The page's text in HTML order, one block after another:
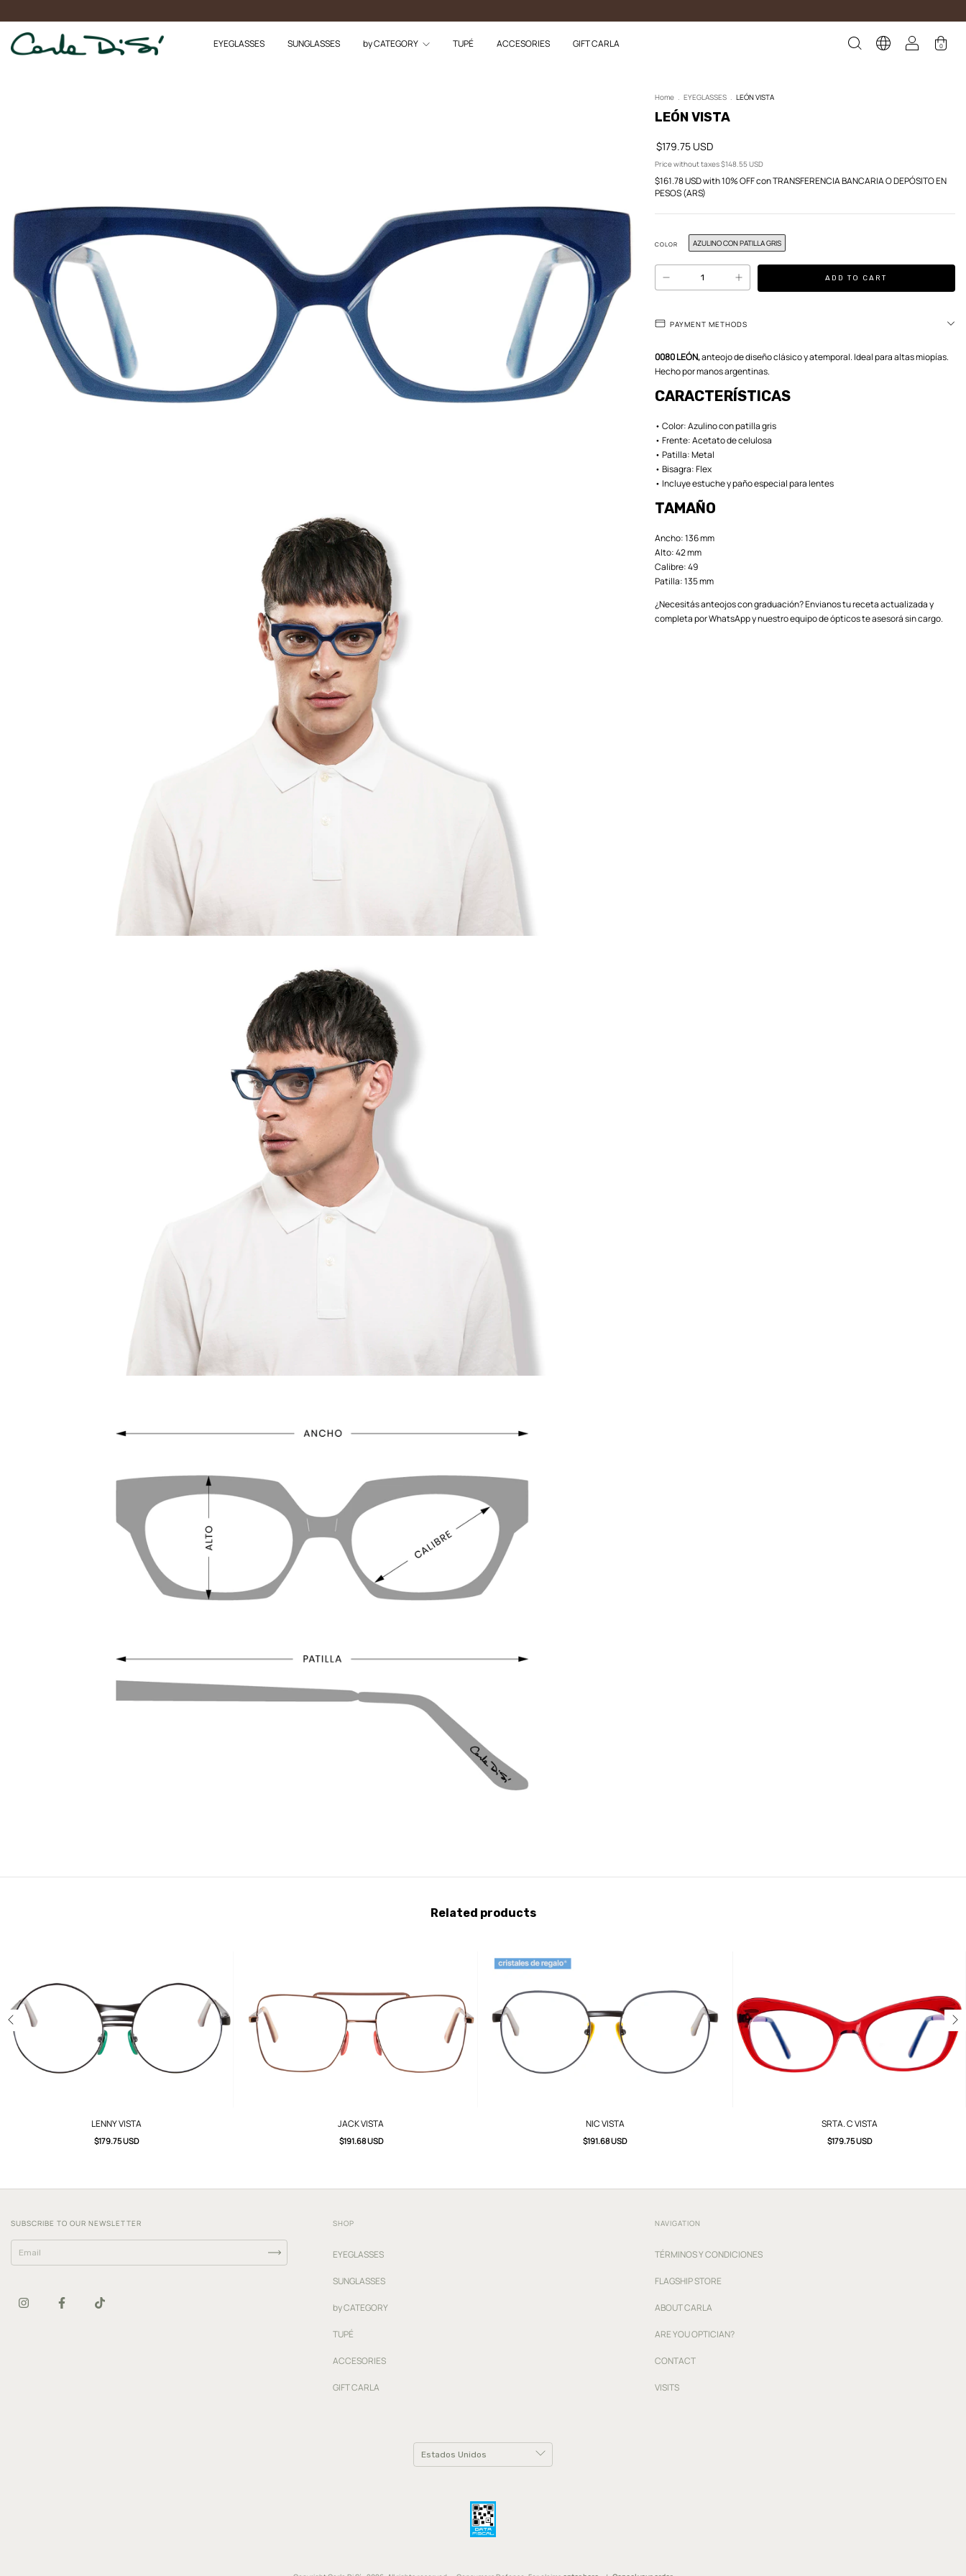
EYEGLASSES SUNGLASSES by CATEGORY TUPÉ ACCESORIES GIFT CARLA 0
Home . EYEGLASSES . LEÓN VISTA
LEÓN VISTA
$179.75 USD
Price without taxes$148.55 USD
$161.78 USDwith10% OFF con TRANSFERENCIA BANCARIA O DEPÓSITO EN
PESOS (ARS)
COLOR AZULINO CON PATILLA GRIS
PAYMENT METHODS
0080 LEÓN,anteojo de diseño clásico y atemporal. Ideal para altas miopías.
Hecho por manos argentinas.
CARACTERÍSTICAS
• Color: Azulino con patilla gris
• Frente: Acetato de celulosa
• Patilla: Metal
• Bisagra: Flex
• Incluye estuche y paño especial para lentes
TAMAÑO
Ancho: 136 mm
Alto: 42 mm
Calibre: 49
Patilla: 135 mm
¿Necesitás anteojos con graduación? Envianos tu receta actualizada y
completa por WhatsApp y nuestro equipo de ópticos te asesorá sin cargo.
Related products
LENNY VISTA
$179.75 USD
JACK VISTA
$191.68 USD
NIC VISTA
$191.68 USD
SRTA. C VISTA
$179.75 USD
SUBSCRIBE TO OUR NEWSLETTER SHOP
EYEGLASSES
SUNGLASSES
by CATEGORY
TUPÉ
ACCESORIES
GIFT CARLA
NAVIGATION
TÉRMINOS Y CONDICIONES
FLAGSHIP STORE
ABOUT CARLA
ARE YOU OPTICIAN?
CONTACT
VISITS